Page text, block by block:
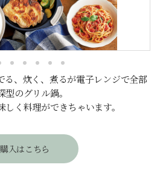
る、炊く、煮るが電子レンジで全部
のグリル鍋。
く料理ができちゃいます。
購入はこちら